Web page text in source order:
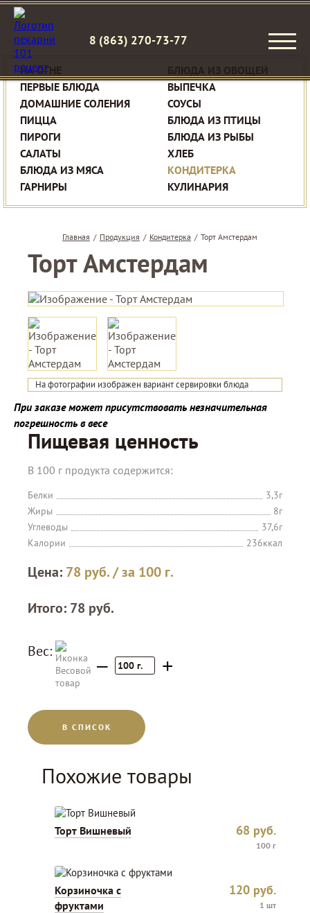
8 (863) 270-73-77
НА ОГНЕ
ПЕРВЫЕ БЛЮДА
ДОМАШНИЕ СОЛЕНИЯ
ПИЦЦА
ПИРОГИ
САЛАТЫ
БЛЮДА ИЗ МЯСА
ГАРНИРЫ
ВЫПЕЧКА
СОУСЫ
БЛЮДА ИЗ ПТИЦЫ
БЛЮДА ИЗ РЫБЫ
ХЛЕБ
КОНДИТЕРКА
КУЛИНАРИЯ
Главная / Продукция / Кондитерка / Торт Амстердам
Торт Амстердам
На фотографии изображен вариант сервировки блюда
При заказе может присутствовать незначительная
погрешность в весе
Пищевая ценность
В 100 г продукта содержится:
Белки
3,3г
Жиры
8г
Углеводы
37,6г
Калории
236ккал
Цена: 78 руб./ за 100 г.
Итого: 78 руб.
Вес:
– 100 г. +
В СПИСОК
Похожие товары
Торт Вишневый 68 руб.
100 г
Корзиночка с
фруктами
120 руб.
1 шт